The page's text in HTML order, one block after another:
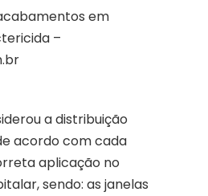
em
–
a distribuição
acordo com cada
aplicação no
sendo: as janelas